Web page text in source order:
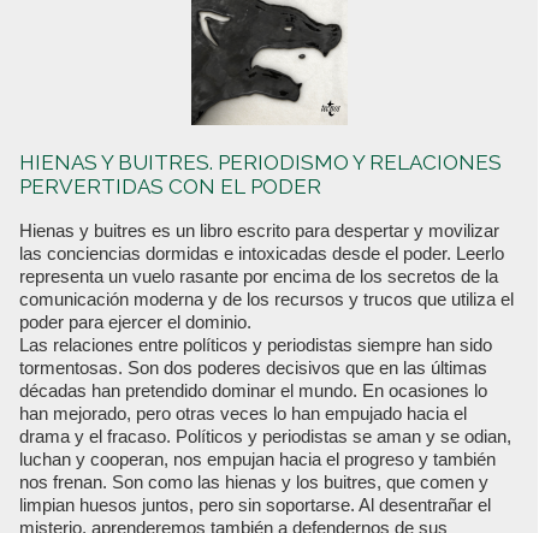
HIENAS Y BUITRES. PERIODISMO Y RELACIONES
PERVERTIDAS CON EL PODER
Hienas y buitres es un libro escrito para despertar y movilizar
las conciencias dormidas e intoxicadas desde el poder. Leerlo
representa un vuelo rasante por encima de los secretos de la
comunicación moderna y de los recursos y trucos que utiliza el
poder para ejercer el dominio.
Las relaciones entre políticos y periodistas siempre han sido
tormentosas. Son dos poderes decisivos que en las últimas
décadas han pretendido dominar el mundo. En ocasiones lo
han mejorado, pero otras veces lo han empujado hacia el
drama y el fracaso. Políticos y periodistas se aman y se odian,
luchan y cooperan, nos empujan hacia el progreso y también
nos frenan. Son como las hienas y los buitres, que comen y
limpian huesos juntos, pero sin soportarse. Al desentrañar el
misterio, aprenderemos también a defendernos de sus